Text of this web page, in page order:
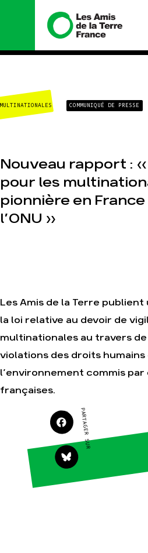
Nous connaître
Histoire
Valeurs
Équipes et
monde
Faire un don
S'engager sur le
terrain
campagnes
Transmettre tout
ou partie de son
patrimoine
Télécharger
gratuitement les
guides éco-citoyens
MULTINATIONALES COMMUNIQUÉ DE PRESSE
Nouveau rapport :
pour les
pionnière en
l’ONU »
Les Amis de la Terre
la loi relative au devoir de
multinationales au travers
violations des droits humains
l’environnement commis
françaises.
PARTAGER SUR